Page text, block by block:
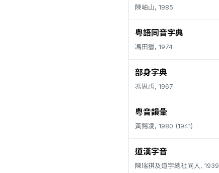
陳岫山, 1985
粵語同音字典
馮田獵, 1974
部身字典
馮思禹, 1967
粵音韻彙
黃錫凌, 1980 (1941)
道漢字音
陳瑞祺及道字總社同人, 1939